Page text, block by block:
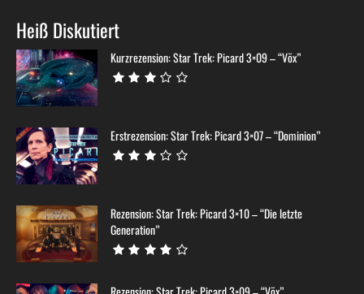
Heiß Diskutiert
Kurzrezension: Star Trek: Picard 3×09 – “Võx”
Erstrezension: Star Trek: Picard 3×07 – “Dominion”
Rezension: Star Trek: Picard 3×10 – “Die letzte
Generation”